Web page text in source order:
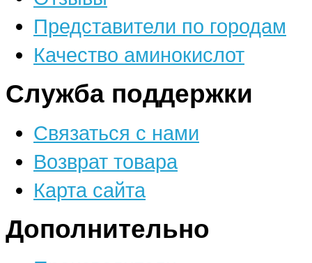
Представители по городам
Качество аминокислот
Служба поддержки
Связаться с нами
Возврат товара
Карта сайта
Дополнительно